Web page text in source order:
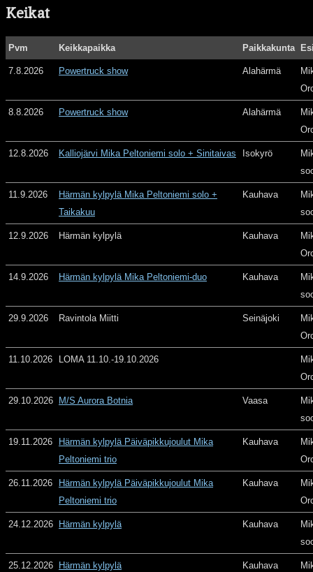
Keikat
Pvm Keikkapaikka Paikkakunta
7.8.2026 Powertruck show Alahärmä
8.8.2026 Powertruck show Alahärmä
12.8.2026 Kalliojärvi Mika Peltoniemi solo + Sinitaivas Isokyrö
11.9.2026
Härmän kylpylä Mika Peltoniemi solo +
Taikakuu
Kauhava
12.9.2026 Härmän kylpylä Kauhava
14.9.2026 Härmän kylpylä Mika Peltoniemi-duo Kauhava
29.9.2026 Ravintola Miitti Seinäjoki
11.10.2026 LOMA 11.10.-19.10.2026
29.10.2026 M/S Aurora Botnia Vaasa
19.11.2026
Härmän kylpylä Päiväpikkujoulut Mika
Peltoniemi trio
Kauhava
26.11.2026
Härmän kylpylä Päiväpikkujoulut Mika
Peltoniemi trio
Kauhava
24.12.2026 Härmän kylpylä Kauhava
25.12.2026 Härmän kylpylä Kauhava